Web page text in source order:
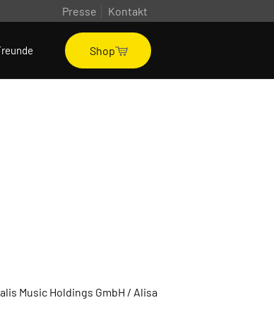
Presse Kontakt
Shop
Music Holdings GmbH / Alisa